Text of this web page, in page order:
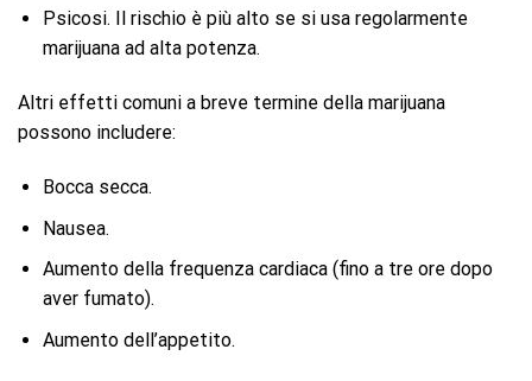
Psicosi. Il rischio è più alto se si usa regolarmente
marijuana ad alta potenza.
Altri effetti comuni a breve termine della marijuana
possono includere:
Bocca secca.
Nausea.
Aumento della frequenza cardiaca (fino a tre ore dopo
aver fumato).
Aumento dell’appetito.